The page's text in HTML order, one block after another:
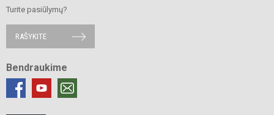
Turite pasiūlymų?
RAŠYKITE
Bendraukime